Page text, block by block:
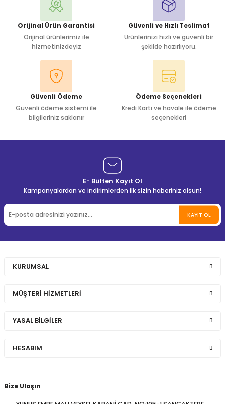
Orijinal Ürün Garantisi
Orijinal ürünlerimiz ile
hizmetinizdeyiz
Güvenli ve Hızlı Teslimat
Ürünlerinizi hızlı ve güvenli bir
şekilde hazırlıyoru.
Güvenli Ödeme
Güvenli ödeme sistemi ile
bilgileriniz saklanır
Ödeme Seçenekleri
Kredi Kartı ve havale ile ödeme
seçenekleri
E- Bülten Kayıt Ol
Kampanyalardan ve indirimlerden ilk sizin haberiniz olsun!
KAYIT OL
Bize Ulaşın
KURUMSAL
MÜŞTERİ HİZMETLERİ
YASAL BİLGİLER
HESABIM